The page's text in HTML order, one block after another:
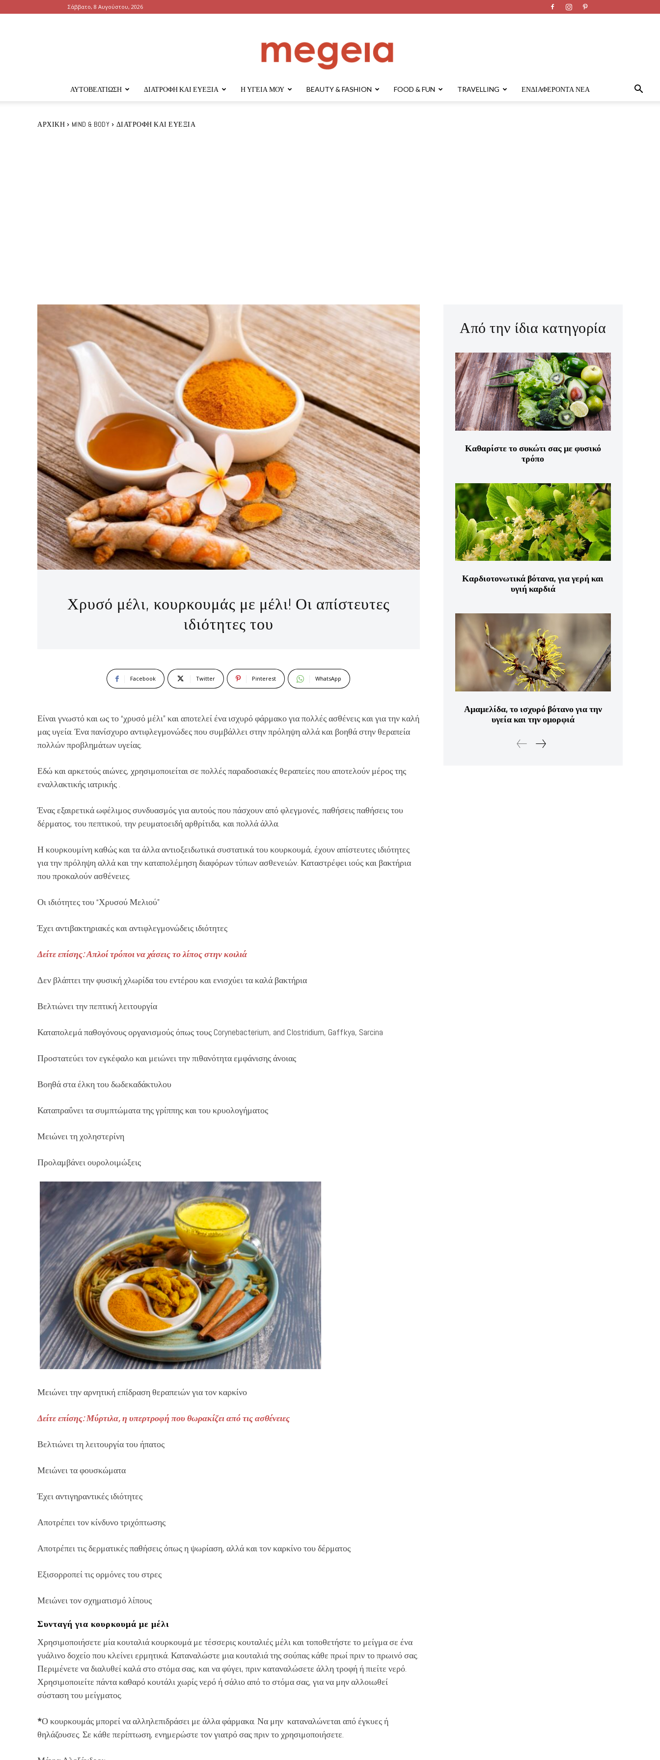
Σάββατο, 8 Αυγούστου, 2026
ΑΥΤΟΒΕΛΤΊΩΣΗ ΔΙΑΤΡΟΦΉ ΚΑΙ ΕΥΕΞΊΑ Η ΥΓΕΊΑ ΜΟΥ BEAUTY & FASHION FOOD & FUN TRAVELLING ΕΝΔΙΑΦΈΡΟΝΤΑ ΝΈΑ
ΑΡΧΙΚΉ MIND & BODY ΔΙΑΤΡΟΦΉ ΚΑΙ ΕΥΕΞΊΑ
Χρυσό μέλι, κουρκουμάς με μέλι! Οι απίστευτες
ιδιότητες του
Facebook Twitter Pinterest WhatsApp
Είναι γνωστό και ως το “χρυσό μέλι” και αποτελεί ένα ισχυρό φάρμακο για πολλές ασθένεις και για την καλή
μας υγεία. Ένα πανίσχυρο αντιφλεγμονώδες που συμβάλλει στην πρόληψη αλλά και βοηθά στην θεραπεία
πολλών προβλημάτων υγείας.
Εδώ και αρκετούς αιώνες, χρησιμοποιείται σε πολλές παραδοσιακές θεραπείες που αποτελούν μέρος της
εναλλακτικής ιατρικής .
Ένας εξαιρετικά ωφέλιμος συνδυασμός για αυτούς που πάσχουν από φλεγμονές, παθήσεις παθήσεις του
δέρματος, του πεπτικού, την ρευματοειδή αρθρίτιδα, και πολλά άλλα.
Η κουρκουμίνη καθώς και τα άλλα αντιοξειδωτικά συστατικά του κουρκουμά, έχουν απίστευτες ιδιότητες
για την πρόληψη αλλά και την καταπολέμηση διαφόρων τύπων ασθενειών. Καταστρέφει ιούς και βακτήρια
που προκαλούν ασθένειες.
Οι ιδιότητες του “Χρυσού Μελιού”
Έχει αντιβακτηριακές και αντιφλεγμονώδεις ιδιότητες
Δείτε επίσης: Απλοί τρόποι να χάσεις το λίπος στην κοιλιά
Δεν βλάπτει την φυσική χλωρίδα του εντέρου και ενισχύει τα καλά βακτήρια
Βελτιώνει την πεπτική λειτουργία
Καταπολεμά παθογόνους οργανισμούς όπως τους Corynebacterium, and Clostridium, Gaffkya, Sarcina
Προστατεύει τον εγκέφαλο και μειώνει την πιθανότητα εμφάνισης άνοιας
Βοηθά στα έλκη του δωδεκαδάκτυλου
Καταπραΰνει τα συμπτώματα της γρίππης και του κρυολογήματος
Μειώνει τη χοληστερίνη
Προλαμβάνει ουρολοιμώξεις
Μειώνει την αρνητική επίδραση θεραπειών για τον καρκίνο
Δείτε επίσης: Μύρτιλα, η υπερτροφή που θωρακίζει από τις ασθένειες
Βελτιώνει τη λειτουργία του ήπατος
Μειώνει τα φουσκώματα
Έχει αντιγηραντικές ιδιότητες
Αποτρέπει τον κίνδυνο τριχόπτωσης
Αποτρέπει τις δερματικές παθήσεις όπως η ψωρίαση, αλλά και τον καρκίνο του δέρματος
Εξισορροπεί τις ορμόνες του στρες
Μειώνει τον σχηματισμό λίπους
Συνταγή για κουρκουμά με μέλι
Χρησιμοποιήσετε μία κουταλιά κουρκουμά με τέσσερις κουταλιές μέλι και τοποθετήστε το μείγμα σε ένα
γυάλινο δοχείο που κλείνει ερμητικά. Καταναλώστε μια κουταλιά της σούπας κάθε πρωί πριν το πρωινό σας.
Περιμένετε να διαλυθεί καλά στο στόμα σας, και να φύγει, πριν καταναλώσετε άλλη τροφή ή πιείτε νερό.
Χρησιμοποιείτε πάντα καθαρό κουτάλι χωρίς νερό ή σάλιο από το στόμα σας, για να μην αλλοιωθεί
σύσταση του μείγματος.
*Ο κουρκουμάς μπορεί να αλληλεπιδράσει με άλλα φάρμακα. Να μην καταναλώνεται από έγκυες ή
θηλάζουσες. Σε κάθε περίπτωση, ενημερώστε τον γιατρό σας πριν το χρησιμοποιήσετε.
Από την ίδια κατηγορία
Καθαρίστε το συκώτι σας με φυσικό
τρόπο
Καρδιοτονωτικά βότανα, για γερή και
υγιή καρδιά
Αμαμελίδα, το ισχυρό βότανο για την
υγεία και την ομορφιά